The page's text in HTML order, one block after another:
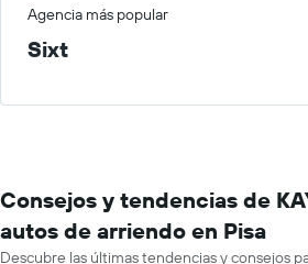
Agencia más popular
Sixt
Consejos y tendencias de
autos de arriendo en Pisa
Descubre las últimas tendencias y consejos